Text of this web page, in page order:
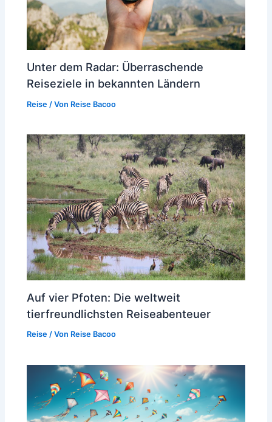
Unter dem Radar: Überraschende
Reiseziele in bekannten Ländern
Reise / Von Reise Bacoo
Auf vier Pfoten: Die weltweit
tierfreundlichsten Reiseabenteuer
Reise / Von Reise Bacoo